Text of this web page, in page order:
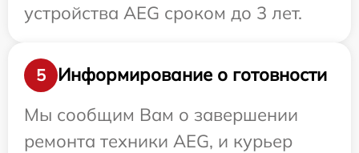
устройства AEG сроком до 3 лет.
5
Информирование о готовности
Мы сообщим Вам о завершении
ремонта техники AEG, и курьер